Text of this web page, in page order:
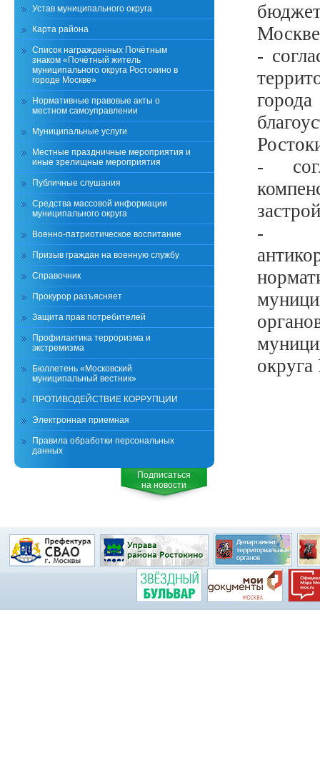
Москве
-
-
-
Устав муниципального округа
Карта района
Список награжденных Почётным
знаком «Почётный житель
муниципального округа Ростокино в
городе Москве»
Нормативные правовые акты о
местном самоуправлении
Муниципальные услуги
Местные праздничные мероприятия и
иные зрелищные мероприятия
Публичные слушания
Средства массовой информации
муниципального округа
Военно-патриотическое воспитание
Призыв граждан на военную службу
Справочник
Прокурор разъясняет
Защита прав потребителей
Профилактика терроризма и
экстремизма
Бюллетень «Московский
муниципальный вестник»
ПРОТИВОДЕЙСТВИЕ КОРРУПЦИИ
Электронная приемная
Правила обработки персональных
данных
Подписаться
на новости